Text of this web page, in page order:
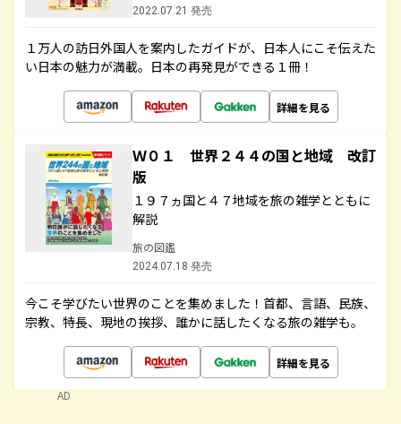
2022.07.21 発売
１万人の訪日外国人を案内したガイドが、日本人にこそ伝えた
い日本の魅力が満載。日本の再発見ができる１冊！
詳細を見る
Ｗ０１ 世界２４４の国と地域 改訂
版
１９７ヵ国と４７地域を旅の雑学とともに
解説
旅の図鑑
2024.07.18 発売
今こそ学びたい世界のことを集めました！首都、言語、民族、
宗教、特長、現地の挨拶、誰かに話したくなる旅の雑学も。
詳細を見る
AD